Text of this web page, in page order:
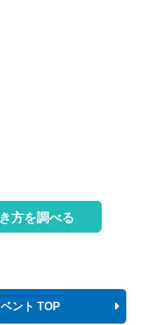
方を調べる
ント TOP